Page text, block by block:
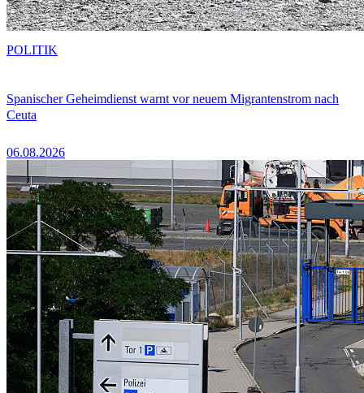
Spanischer Geheimdienst warnt vor neuem Migrantenstrom nach
Ceuta
06.08.2026
POLITIK